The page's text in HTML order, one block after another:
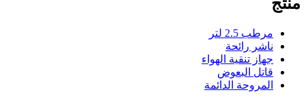
مرطب 2.5 لتر
ناشر رائحة
جهاز تنقية الهواء
قاتل البعوض
المروحة الدائمة